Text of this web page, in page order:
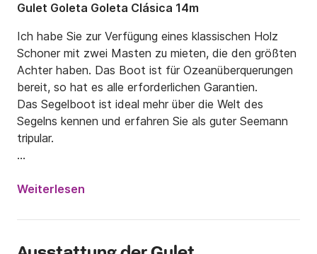
Gulet Goleta Goleta Clásica 14m
Ich habe Sie zur Verfügung eines klassischen Holz
Schoner mit zwei Masten zu mieten, die den größten
Achter haben. Das Boot ist für Ozeanüberquerungen
bereit, so hat es alle erforderlichen Garantien.
Das Segelboot ist ideal mehr über die Welt des
Segelns kennen und erfahren Sie als guter Seemann
tripular.
und vier Kabinen auf Dich Stamm für bis zu acht
Weiterlesen